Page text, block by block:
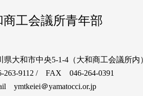
商工会議所青年部
大和市中央5-1-4（大和商工会議所内）
9112 / FAX 046-264-0391
ymtkeiei＠yamatocci.or.jp